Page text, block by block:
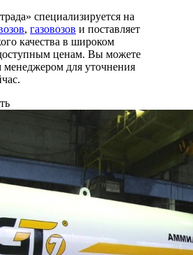
специализируется на
, газовозов и поставляет
качества в широком
ценам. Вы можете
менеджером для уточнения